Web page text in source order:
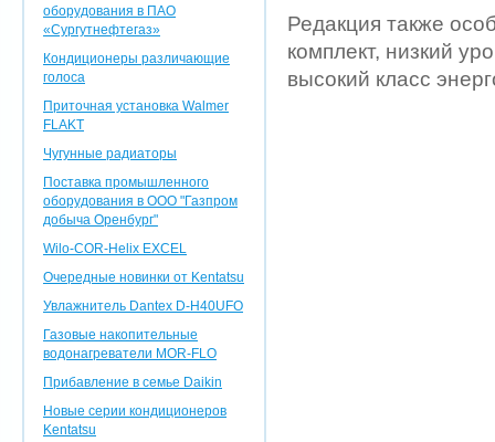
оборудования в ПАО
«Сургутнефтегаз»
Кондиционеры различающие
голоса
Приточная установка Walmer
FLAKT
Чугунные радиаторы
Поставка промышленного
оборудования в ООО "Газпром
добыча Оренбург"
Wilo-COR-Helix EXCEL
Очередные новинки от Kentatsu
Увлажнитель Dantex D-H40UFO
Газовые накопительные
водонагреватели MOR-FLO
Прибавление в семье Daikin
Новые серии кондиционеров
Kentatsu
Редакция также
комплект, низкий
высокий класс